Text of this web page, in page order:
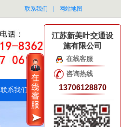
联系我们 网站地图
联系我们
江苏新美叶交通设
施有限公司
在线客服
咨询热线
13706128870